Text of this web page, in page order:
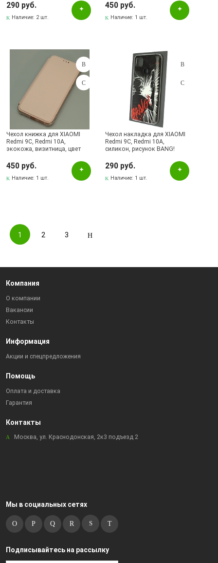
290 руб.
Наличие: 2 шт.
450 руб.
Наличие: 1 шт.
Чехол книжка для XIAOMI
Redmi 9C, Redmi 10A,
экокожа, визитница, цвет
450 руб.
Наличие: 1 шт.
Чехол накладка для XIAOMI
Redmi 9C, Redmi 10A,
силикон, рисунок BANG!
290 руб.
Наличие: 1 шт.
1 2 3
Компания
О компании
Вакансии
Контакты
Информация
Акции и спецпредложения
Помощь
Оплата и доставка
Гарантия
Контакты
Москва, ул. Краснодонская, 2к3 подъезд 2
Мы в социальных сетях
Подписывайтесь на рассылку